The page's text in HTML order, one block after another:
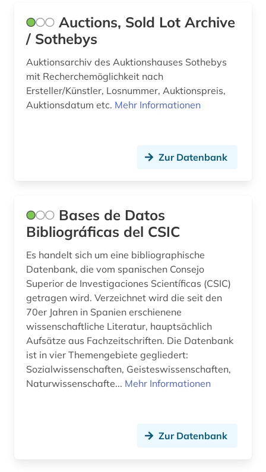
iran (1)
isbd (1)
isbn (1)
islam (4)
japanologie (1)
johann wolfgang von (1)
judaica (1)
judaistik (4)
juden (4)
judentum (3)
kapuziner (1)
karte (5)
katalog (33)
Auctions, Sold Lot Archive
/ Sothebys
Auktionsarchiv des Auktionshauses Sothebys
mit Recherchemöglichkeit nach
Ersteller/Künstler, Losnummer, Auktionspreis,
Auktionsdatum etc. Mehr Informationen
Zur Datenbank
Bases de Datos
Bibliográficas del CSIC
Es handelt sich um eine bibliographische
Datenbank, die vom spanischen Consejo
Superior de Investigaciones Scientíficas (CSIC)
getragen wird. Verzeichnet wird die seit den
70er Jahren in Spanien erschienene
wissenschaftliche Literatur, hauptsächlich
Aufsätze aus Fachzeitschriften. Die Datenbank
ist in vier Themengebiete gegliedert:
Sozialwissenschaften, Geisteswissenschaften,
Naturwissenschafte... Mehr Informationen
Zur Datenbank